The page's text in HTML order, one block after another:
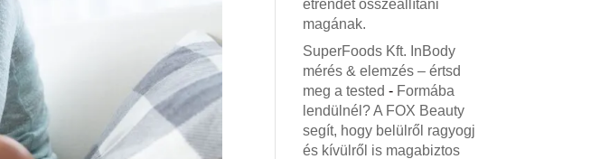
étrendet összeállítani
magának.
SuperFoods Kft. InBody
mérés & elemzés – értsd
meg a tested - Formába
lendülnél? A FOX Beauty
segít, hogy belülről ragyogj
és kívülről is magabiztos